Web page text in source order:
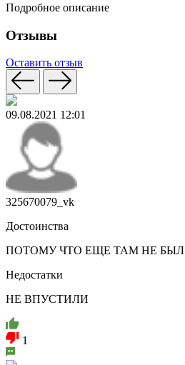
Подробное описание
Отзывы
Оставить отзыв
09.08.2021 12:01
325670079_vk
Достоинства
ПОТОМУ ЧТО ЕЩЕ ТАМ НЕ БЫЛ
Недостатки
НЕ ВПУСТИЛИ
1